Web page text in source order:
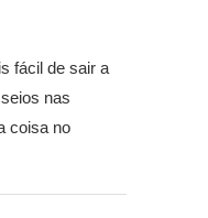
fácil de sair a
nas
coisa no